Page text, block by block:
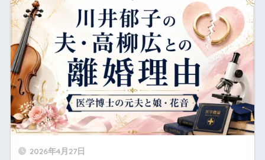
2026年4月27日